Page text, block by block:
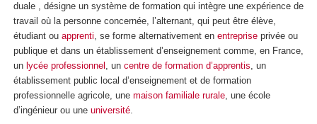
duale , désigne un système de formation qui intègre une expérience de
travail où la personne concernée, l’alternant, qui peut être élève,
étudiant ou apprenti, se forme alternativement en entreprise privée ou
publique et dans un établissement d’enseignement comme, en France,
un lycée professionnel , un centre de formation d’apprentis, un
établissement public local d’enseignement et de formation
professionnelle agricole, une maison familiale rurale, une école
d’ingénieur ou une université.